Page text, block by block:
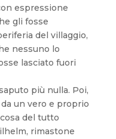
espressione
gli fosse
del villaggio,
nessuno lo
lasciato fuori
più nulla. Poi,
un vero e proprio
del tutto
rimastone